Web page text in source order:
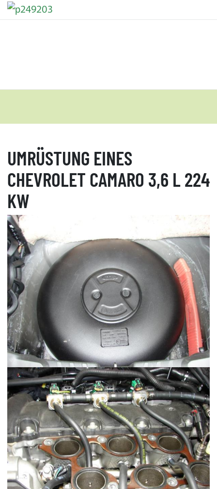
UMRÜSTUNG EINES
CHEVROLET CAMARO 3,6 L 224
KW